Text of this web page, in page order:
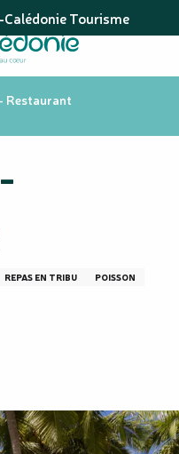
Tourisme
Restaurant
REPAS EN TRIBU
POISSON